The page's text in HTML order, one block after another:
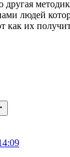
другая
людей
как их